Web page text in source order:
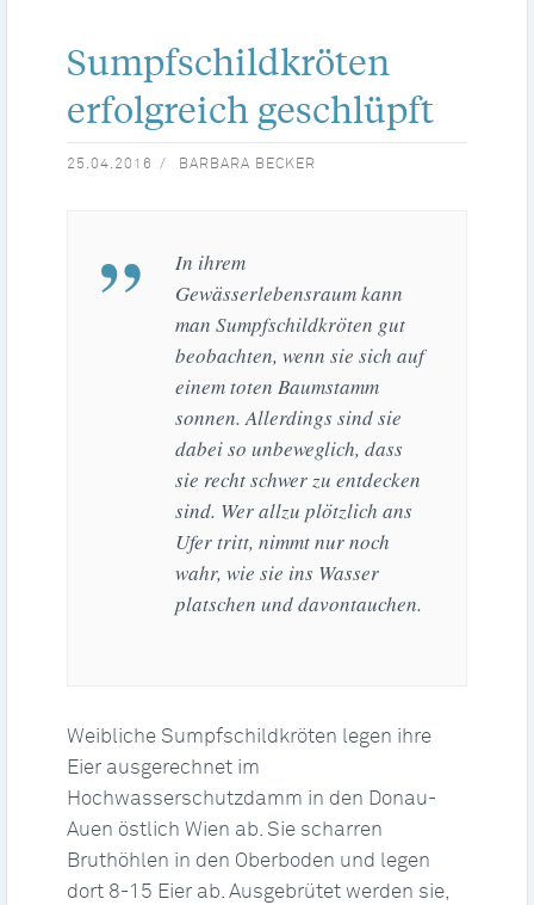
Sumpfschildkröten
erfolgreich geschlüpft
25.04.2016 BARBARA BECKER
In ihrem
Gewässerlebensraum kann
man Sumpfschildkröten gut
beobachten, wenn sie sich auf
einem toten Baumstamm
sonnen. Allerdings sind sie
dabei so unbeweglich, dass
sie recht schwer zu entdecken
sind. Wer allzu plötzlich ans
Ufer tritt, nimmt nur noch
wahr, wie sie ins Wasser
platschen und davontauchen.
Weibliche Sumpfschildkröten legen ihre
Eier ausgerechnet im
Hochwasserschutzdamm in den Donau-
Auen östlich Wien ab. Sie scharren
Bruthöhlen in den Oberboden und legen
dort 8-15 Eier ab. Ausgebrütet werden sie,